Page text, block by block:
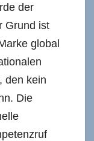
der
Grund ist
global
den kein
Die